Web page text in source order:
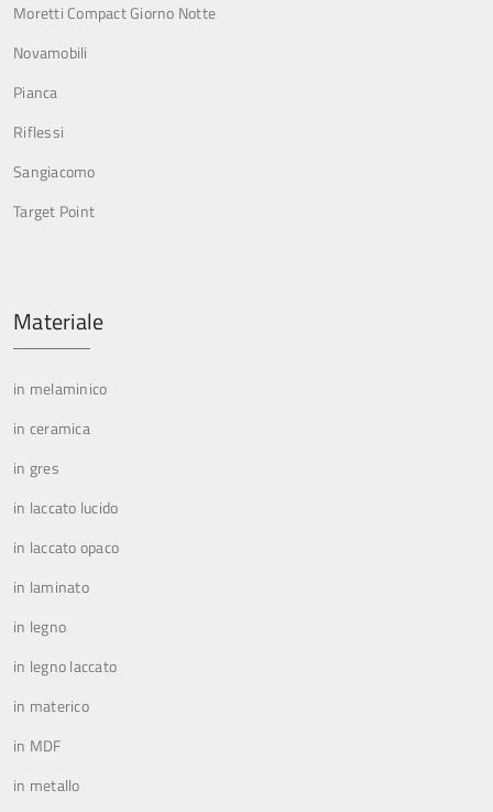
Moretti Compact Giorno Notte
Novamobili
Pianca
Riflessi
Sangiacomo
Target Point
Materiale
in melaminico
in ceramica
in gres
in laccato lucido
in laccato opaco
in laminato
in legno
in legno laccato
in materico
in MDF
in metallo